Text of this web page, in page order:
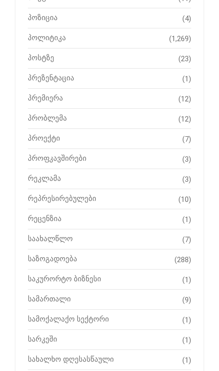
პოზიცია (4)
პოლიტიკა (1,269)
პოსტზე (23)
პრეზენტაცია (1)
პრემიერა (12)
პრობლემა (12)
პროექტი (7)
პროფკავშირები (3)
რეკლამა (3)
რეპრესირებულები (10)
რეცენზია (1)
საახალწლო (7)
საზოგადოება (288)
საკურორტო ბიზნესი (1)
სამართალი (9)
სამოქალაქო სექტორი (1)
სარკეში (1)
სახალხო დღესასწაული (1)